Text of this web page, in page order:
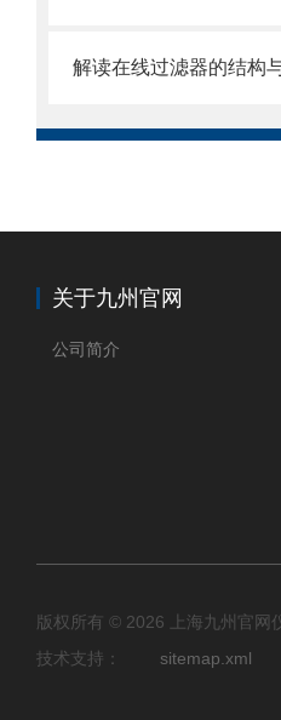
解读在线过滤器的结构
关于九州官网
公司简介
版权所有 © 2026 上海九州官
技术支持： sitemap.xml